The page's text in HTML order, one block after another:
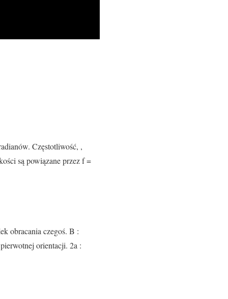
Częstotliwość, ,
są powiązane przez f =
obracania czegoś. B :
orientacji. 2a :